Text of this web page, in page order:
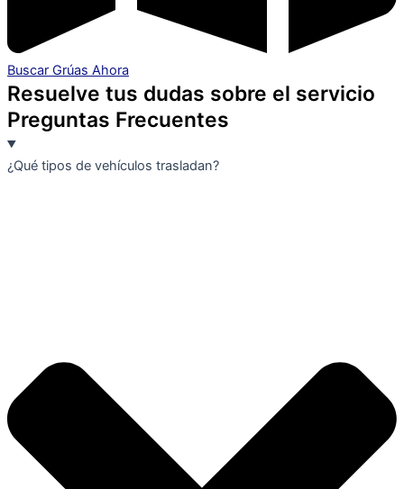
Buscar Grúas Ahora
Resuelve tus dudas sobre el servicio
Preguntas Frecuentes
¿Qué tipos de vehículos trasladan?